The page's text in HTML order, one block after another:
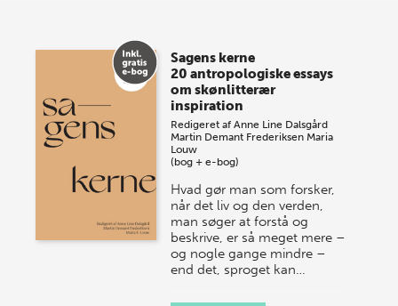
Sagens kerne
20 antropologiske essays
om skønlitterær
inspiration
Redigeret afAnne Line Dalsgård
Martin Demant Frederiksen Maria
Louw
(bog + e-bog)
Hvad gør man som forsker,
når det liv og den verden,
man søger at forstå og
beskrive, er så meget mere –
og nogle gange mindre –
end det, sproget kan…